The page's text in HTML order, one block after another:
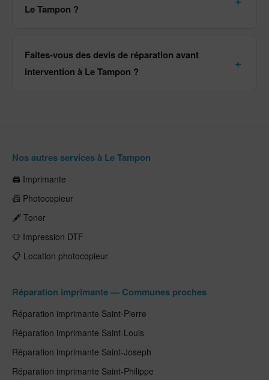
Le Tampon ?
Faites-vous des devis de réparation avant
intervention à Le Tampon ?
Nos autres services à Le Tampon
🖨️ Imprimante
📠 Photocopieur
🖋️ Toner
👕 Impression DTF
📋 Location photocopieur
Réparation imprimante — Communes proches
Réparation imprimante Saint-Pierre
Réparation imprimante Saint-Louis
Réparation imprimante Saint-Joseph
Réparation imprimante Saint-Philippe